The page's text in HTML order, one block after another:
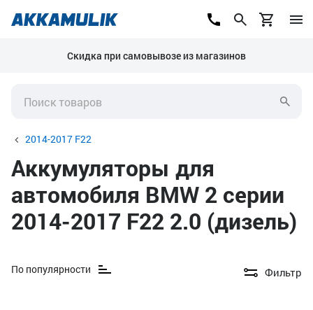
Скидка при самовывозе из магазинов
2014-2017 F22
Аккумуляторы для
автомобиля BMW 2 серии
2014-2017 F22 2.0 (дизель)
По популярности Фильтр